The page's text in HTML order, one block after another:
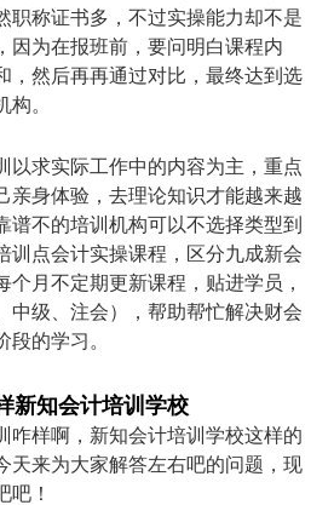
职称证书多，不过实操能力却不是
因为在报班前，要问明白课程内
，然后再再通过对比，最终达到选
构。
以求实际工作中的内容为主，重点
亲身体验，去理论知识才能越来越
谱不的培训机构可以不选择类型到
训点会计实操课程，区分九成新会
个月不定期更新课程，贴进学员，
中级、注会），帮助帮忙解决财会
段的学习。
新知会计培训学校
咋样啊，新知会计培训学校这样的
天来为大家解答左右吧的问题，现
吧！